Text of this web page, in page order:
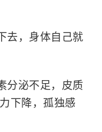
去，身体自己就
分泌不足，皮质
下降，孤独感